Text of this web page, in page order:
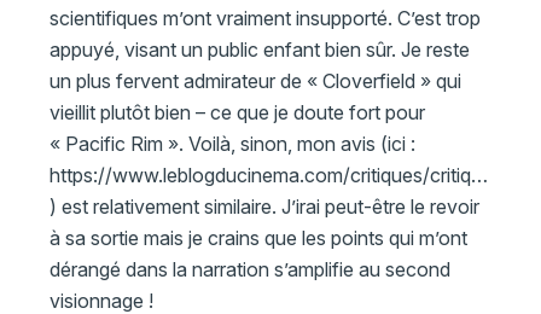
scientifiques m’ont vraiment insupporté. C’est trop
appuyé, visant un public enfant bien sûr. Je reste
un plus fervent admirateur de « Cloverfield » qui
vieillit plutôt bien – ce que je doute fort pour
« Pacific Rim ». Voilà, sinon, mon avis (ici :
https://www.leblogducinema.com/critiques/critique-action/pacific-rim/
) est relativement similaire. J’irai peut-être le revoir
à sa sortie mais je crains que les points qui m’ont
dérangé dans la narration s’amplifie au second
visionnage !